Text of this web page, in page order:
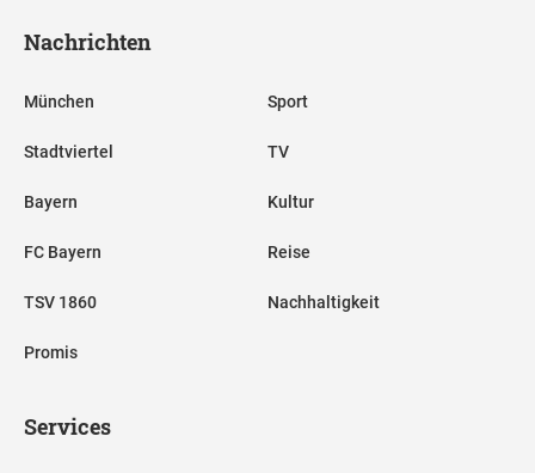
Nachrichten
München
Stadtviertel
Bayern
FC Bayern
TSV 1860
Promis
Sport
TV
Kultur
Reise
Nachhaltigkeit
Services